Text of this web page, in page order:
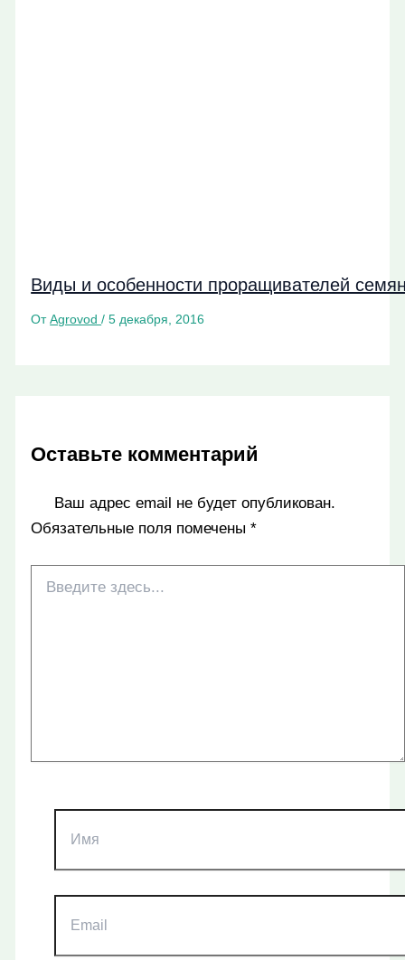
Виды и особенности проращивателей
ОтAgrovod/5 декабря, 2016
Оставьте комментарий
Ваш адрес email не будет опубликован.
Обязательные поля помечены*
здесь...